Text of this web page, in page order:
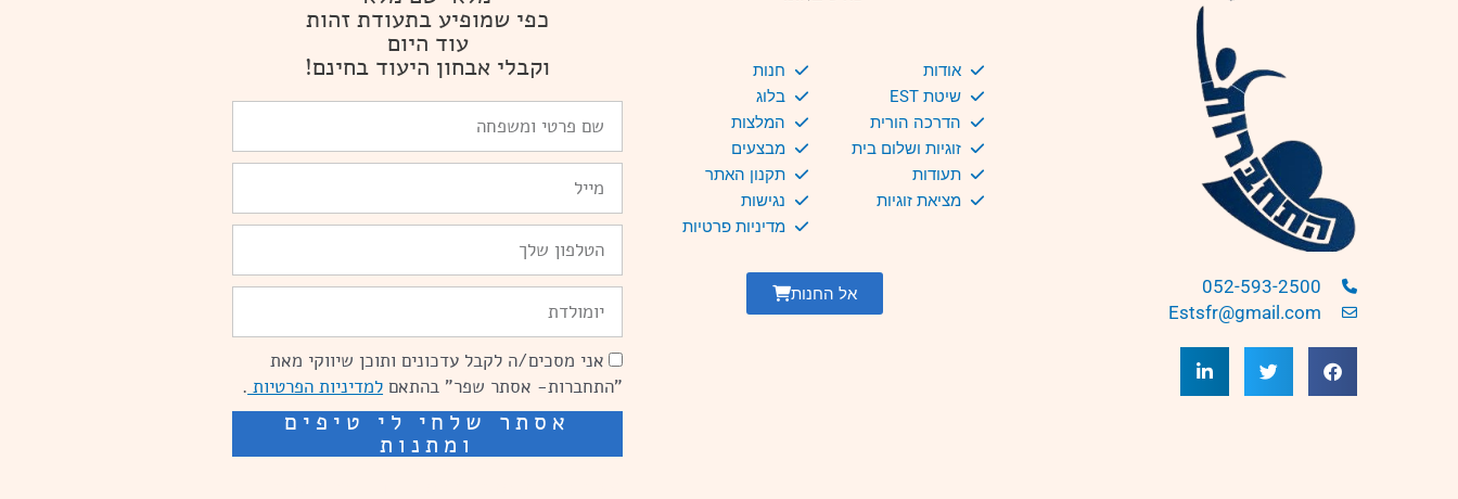
052-593-2500
Estsfr@gmail.com
אודות
שיטת EST
הדרכה הורית
זוגיות ושלום בית
תעודות
מציאת זוגיות
חנות
בלוג
המלצות
מבצעים
תקנון האתר
נגישות
מדיניות פרטיות
אל החנות
כפי שמופיע בתעודת זהות
עוד היום
וקבלי אבחון היעוד בחינם!
פרטי
ומשפחה
הסכמה
אני מסכים/ה לקבל עדכונים ותוכן שיווקי מאת
"התחברות- אסתר שפר" בהתאם למדיניות הפרטיות .
אסתר שלחי לי טיפים
ומתנות